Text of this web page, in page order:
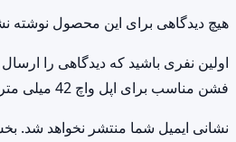
هیچ دیدگاهی برای این محصول نوشته
اولین نفری باشید که دیدگاهی را
فشن مناسب برای اپل واچ 42 میلی متری”
نشانی ایمیل شما منتشر نخواهد شد.